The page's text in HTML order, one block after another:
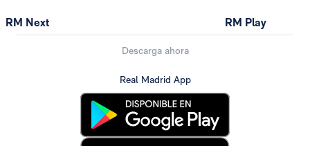
RM Next RM Play
Descarga ahora
Real Madrid App